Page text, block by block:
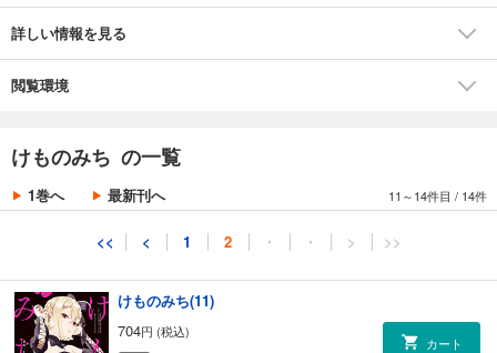
詳しい情報を見る
閲覧環境
けものみち の一覧
1巻へ 最新刊へ 11～14件目 / 14件
<< < 1 2 ・ ・ > >>
704円 (税込)
完結
カート
試し読み
704
円 (税込)
完結
けものみち(11)
704円 (税込)
カート